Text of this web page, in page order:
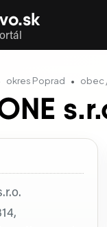
okres Poprad obec